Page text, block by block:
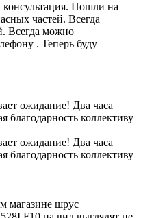
Пошли на
частей. Всегда
Всегда можно
. Теперь буду
ожидание! Два часа
коллективу
ожидание! Два часа
коллективу
магазине шрус